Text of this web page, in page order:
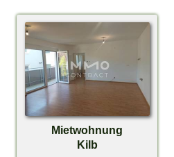
Mietwohnung
Kilb